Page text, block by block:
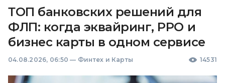
ТОП банковских решений для
ФЛП: когда эквайринг, РРО и
бизнес карты в одном сервисе
04.08.2026, 06:50 — Финтех и Карты 14531